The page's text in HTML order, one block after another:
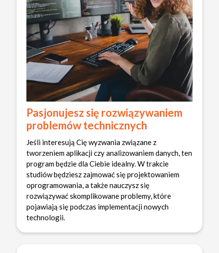
Pasjonujesz się rozwiązywaniem
problemów technicznych
Jeśli interesują Cię wyzwania związane z
tworzeniem aplikacji czy analizowaniem danych, ten
program będzie dla Ciebie idealny. W trakcie
studiów będziesz zajmować się projektowaniem
oprogramowania, a także nauczysz się
rozwiązywać skomplikowane problemy, które
pojawiają się podczas implementacji nowych
technologii.